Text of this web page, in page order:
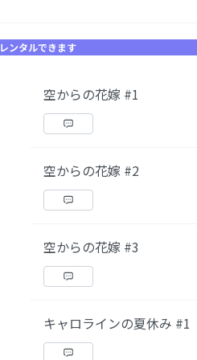
レンタルできます
空からの花嫁 #1
空からの花嫁 #2
空からの花嫁 #3
キャロラインの夏休み #1